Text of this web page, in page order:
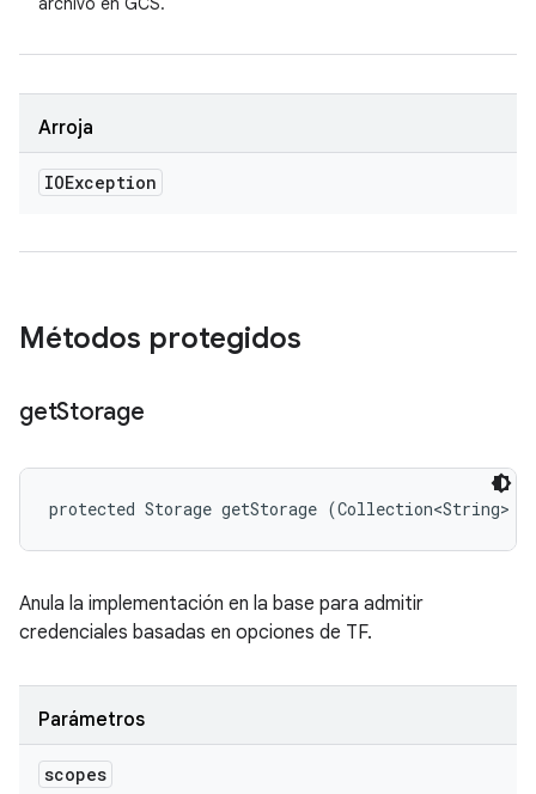
Arroja
IOException
Métodos protegidos
getStorage
protected Storage getStorage (Collection<String>
Anula la implementación en la base para admitir
credenciales basadas en opciones de TF.
Parámetros
scopes